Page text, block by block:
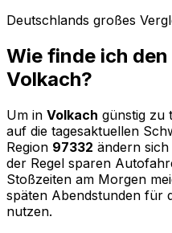
Deutschlands großes
Wie finde ich
Volkach?
Um in Volkach günstig zu
auf die tagesaktuellen
Region 97332 ändern
der Regel sparen
Stoßzeiten am Morgen
späten Abendstunden für
nutzen.